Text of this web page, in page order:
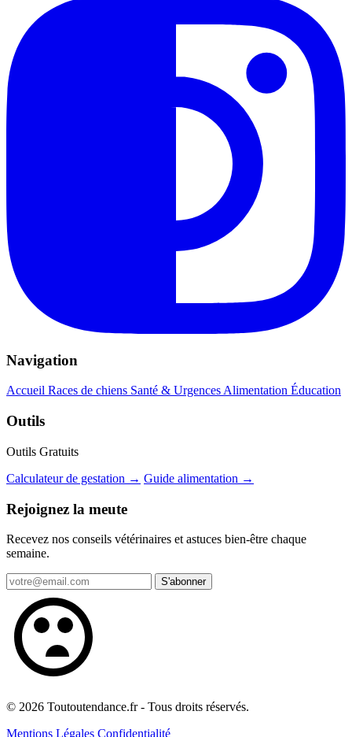
Navigation
Accueil Races de chiens Santé & Urgences Alimentation Éducation
Outils
Outils Gratuits
Calculateur de gestation → Guide alimentation →
Rejoignez la meute
Recevez nos conseils vétérinaires et astuces bien-être chaque
semaine.
S'abonner
© 2026 Toutoutendance.fr - Tous droits réservés.
Mentions Légales Confidentialité